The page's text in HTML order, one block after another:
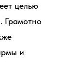
целью
Грамотно
и